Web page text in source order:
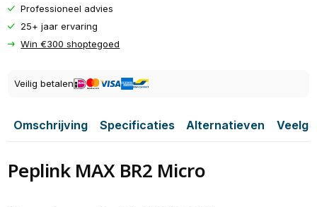
Professioneel advies
25+ jaar ervaring
Win €300 shoptegoed
Veilig betalen
Omschrijving Specificaties Alternatieven
Peplink MAX BR2 Micro